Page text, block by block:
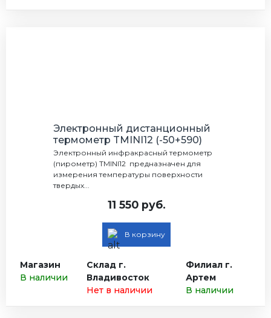
Электронный дистанционный
термометр TMINI12 (-50+590)
Электронный инфракрасный термометр
(пирометр) TMINI12 предназначен для
измерения температуры поверхности
твердых...
11 550 руб.
В корзину
Магазин
В наличии
Склад г.
Владивосток
Нет в наличии
Филиал г.
Артем
В наличии